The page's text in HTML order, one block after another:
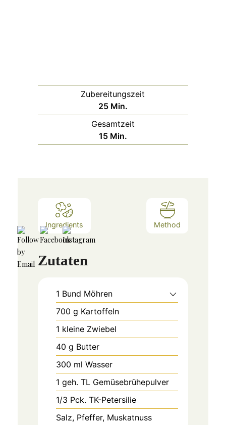
Zubereitungszeit
25Minuten
Min.
Gesamtzeit
15Minuten
Min.
Ingredients Method
Zutaten
1 Bund Möhren
700 g Kartoffeln
1 kleine Zwiebel
40 g Butter
300 ml Wasser
1 geh. TL Gemüsebrühepulver
1/3 Pck. TK-Petersilie
Salz, Pfeffer, Muskatnuss